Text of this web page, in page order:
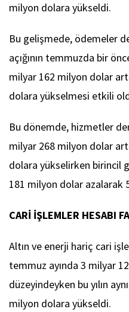
milyon dolara yükseldi.
Bu gelişmede, ödemeler
açığının temmuzda bir
milyar 162 milyon dolar
dolara yükselmesi etkili
Bu dönemde, hizmetler
milyar 268 milyon dolar
dolara yükselirken birincil
181 milyon dolar azalarak
CARİ İŞLEMLER HESABI
Altın ve enerji hariç cari
temmuz ayında 3 milyar
düzeyindeyken bu yılın
milyon dolara yükseldi.